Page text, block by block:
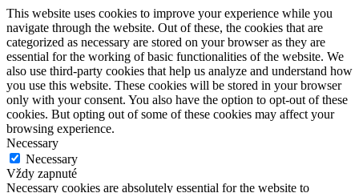
This website uses cookies to improve your experience while you
navigate through the website. Out of these, the cookies that are
categorized as necessary are stored on your browser as they are
essential for the working of basic functionalities of the website. We
also use third-party cookies that help us analyze and understand how
you use this website. These cookies will be stored in your browser
only with your consent. You also have the option to opt-out of these
cookies. But opting out of some of these cookies may affect your
browsing experience.
Necessary
Necessary
Vždy zapnuté
Necessary cookies are absolutely essential for the website to